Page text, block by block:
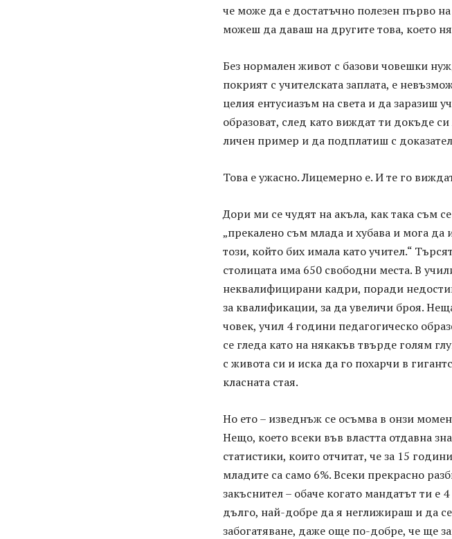
че може да е достатъчно полезен първо
можеш да даваш на другите това, което
Без нормален живот с базови човешки
покрият с учителската заплата, е
целия ентусиазъм на света и да заразиш
образоват, след като виждат ти докъде
личен пример и да подплатиш с
Това е ужасно. Лицемерно е. И те го
Дори ми се чудят на акъла, как така съм
„прекалено съм млада и хубава и мога
този, който бих имала като учител.“
столицата има 650 свободни места. В
неквалифицирани кадри, поради
за квалификации, за да увеличи броя.
човек, учил 4 години педагогическо
се гледа като на някакъв твърде голям
с живота си и иска да го похарчи в
класната стая.
Но ето – изведнъж се осъмва в онзи
Нещо, което всеки във властта отдавна
статистики, които отчитат, че за 15
младите са само 6%. Всеки прекрасно
закъснител – обаче когато мандатът ти е
дълго, най-добре да я неглижираш и да
забогатяване, даже още по-добре, че ще